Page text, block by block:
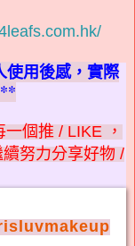
使用後感，實際
個推 / LIKE ，
努力分享好物 /